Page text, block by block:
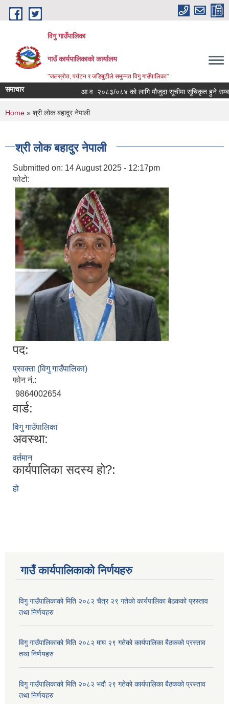
Skip to main content
विगु गाउँपालिका
गाउँ कार्यपालिकाको कार्यालय
"जलस्रोत, पर्यटन र जडिबुटीले समुन्नत विगु गाउँपालिका"
समाचार आ.व. २०८३/०८४ को लागि मौजुदा सूचीमा सूचिकृत हुने सम्बन्धी
You are here
Home » श्री लोक बहादुर नेपाली
श्री लोक बहादुर नेपाली
Submitted on: 14 August 2025 - 12:17pm
फोटो:
पद:
प्रवक्ता (विगु गाउँपालिका)
फोन नं.:
9864002654
वार्ड:
विगु गाउँपालिका
अवस्था:
वर्तमान
कार्यपालिका सदस्य हो?:
हो
गाउँ कार्यपालिकाकाे निर्णयहरु
विगु गाउँपालिकाको मिति २०८२ चैत्र २९ गतेको कार्यपालिका बैठकको प्रस्ताव
तथा निर्णयहरु
विगु गाउँपालिकाको मिति २०८२ माघ २९ गतेको कार्यपालिका बैठकको प्रस्ताव
तथा निर्णयहरु
विगु गाउँपालिकाको मिति २०८२ भदौ २९ गतेको कार्यपालिका बैठकको प्रस्ताव
तथा निर्णयहरु